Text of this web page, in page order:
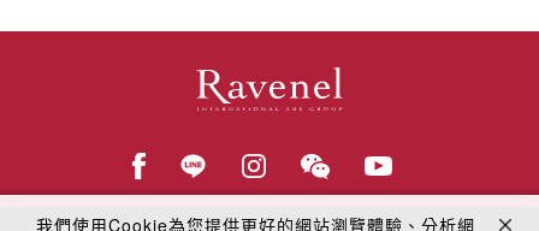
我們使用Cookie為您提供更好的網站瀏覽體驗、分析網